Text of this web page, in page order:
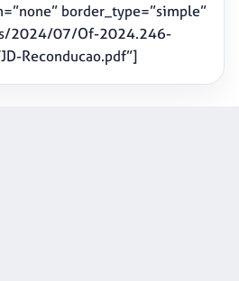
border_type=”simple”
2024/07/Of-2024.246-
Reconducao.pdf”]